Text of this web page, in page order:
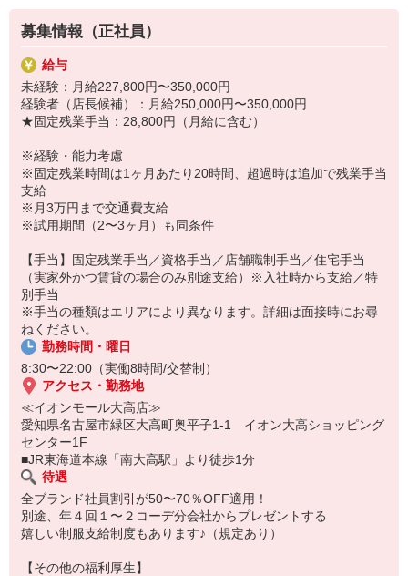
■安定経営！続々新店OPEN
■半月前に翌月のシフト完成
■入社特典有※配属による
■50％の社員割引・制服無料支給有
未経験からでも研修制度でしっかり成長でき、オシャレも人とのつ
ながりも思いっきり楽しめますよ。
希望や適性に合わせ、着実にステップUPが目指せる環境が整ってい
ます。
＼オンライン会社説明会を実施します／
7/30（木）13：00 ／ 8/7（金）16：00
＼＊採用＊Instagramページ／
https://www.instagram.com/aiia_recruit/
＼永年勤続表彰有／
◆勤続5年・15年の節目に社員の新たな挑戦を応援する制有。
す。
◆海外研修実施（2025年度）
ショップスタッフとして10年以上勤務する社員対象。
特別な体験を後押しする支援金を支給します。
※今年は韓国に行きました
募集情報（正社員）
給与
未経験：月給227,800円〜350,000円
経験者（店長候補）：月給250,000円〜350,000円
★固定残業手当：28,800円（月給に含む）
※経験・能力考慮
※固定残業時間は1ヶ月あたり20時間、超過時は追加で残業手当
支給
※月3万円まで交通費支給
※試用期間（2〜3ヶ月）も同条件
【手当】固定残業手当／資格手当／店舗職制手当／住宅手当
（実家外かつ賃貸の場合のみ別途支給）※入社時から支給／特
別手当
※手当の種類はエリアにより異なります。詳細は面接時にお尋
ねください。
勤務時間・曜日
8:30〜22:00（実働8時間/交替制）
アクセス・勤務地
≪イオンモール大高店≫
愛知県名古屋市緑区大高町奥平子1-1 イオン大高ショッピング
センター1F
■JR東海道本線「南大高駅」より徒歩1分
待遇
全ブランド社員割引が50〜70％OFF適用！
別途、年４回１〜２コーデ分会社からプレゼントする
嬉しい制服支給制度もあります♪（規定あり）
【その他の福利厚生】